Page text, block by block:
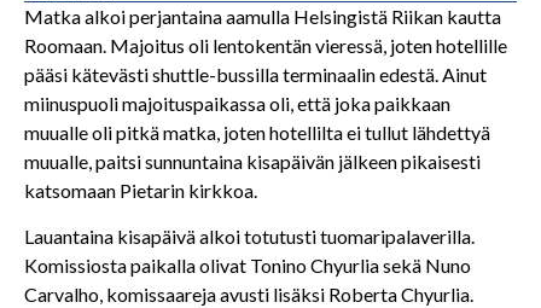
Matka alkoi perjantaina aamulla Helsingistä Riikan kautta
Roomaan. Majoitus oli lentokentän vieressä, joten hotellille
pääsi kätevästi shuttle-bussilla terminaalin edestä. Ainut
miinuspuoli majoituspaikassa oli, että joka paikkaan
muualle oli pitkä matka, joten hotellilta ei tullut lähdettyä
muualle, paitsi sunnuntaina kisapäivän jälkeen pikaisesti
katsomaan Pietarin kirkkoa.
Lauantaina kisapäivä alkoi totutusti tuomaripalaverilla.
Komissiosta paikalla olivat Tonino Chyurlia sekä Nuno
Carvalho, komissaareja avusti lisäksi Roberta Chyurlia.